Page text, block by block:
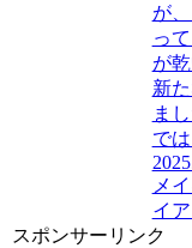
が
っ
が
新
ま
で
メ
イ
スポンサーリンク